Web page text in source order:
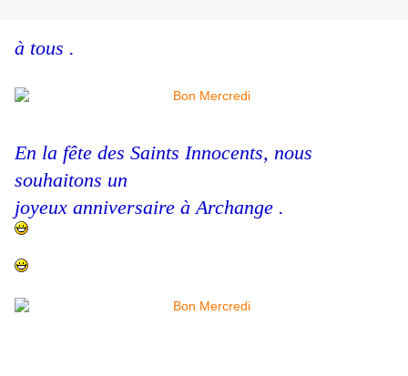
à tous .
En la fête des Saints Innocents, nous
souhaitons un
joyeux anniversaire à Archange .